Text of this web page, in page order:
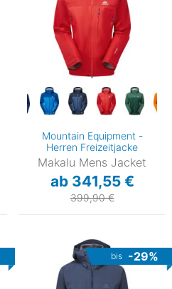
Mountain Equipment -
Herren Freizeitjacke
Makalu Mens Jacket
ab 341,55 €
399,90 €
bis -29%